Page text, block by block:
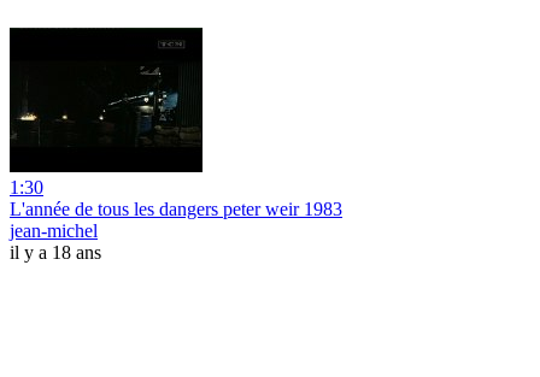
1:30
L'année de tous les dangers peter weir 1983
jean-michel
il y a 18 ans